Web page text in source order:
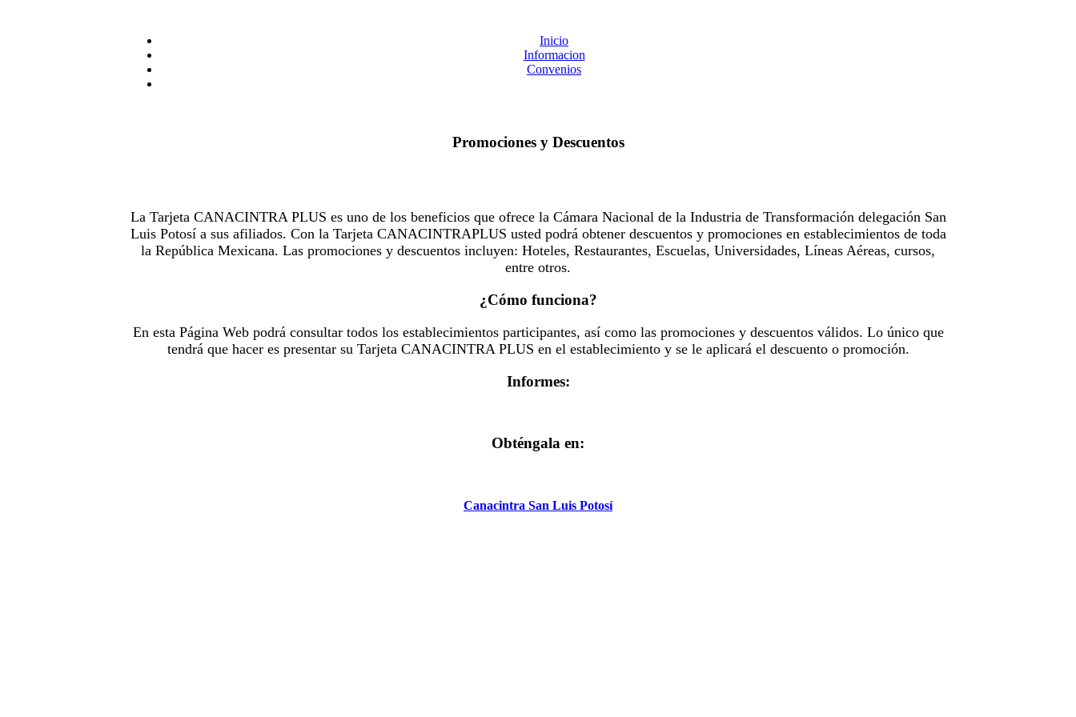
Inicio
Informacion
Convenios
Promociones y Descuentos
La Tarjeta CANACINTRA PLUS es uno de los beneficios que ofrece la Cámara Nacional de la Industria de Transformación delegación San
Luis Potosí a sus afiliados. Con la Tarjeta CANACINTRAPLUS usted podrá obtener descuentos y promociones en establecimientos de toda
la República Mexicana. Las promociones y descuentos incluyen: Hoteles, Restaurantes, Escuelas, Universidades, Líneas Aéreas, cursos,
entre otros.
¿Cómo funciona?
En esta Página Web podrá consultar todos los establecimientos participantes, así como las promociones y descuentos válidos. Lo único que
tendrá que hacer es presentar su Tarjeta CANACINTRA PLUS en el establecimiento y se le aplicará el descuento o promoción.
Informes:
Obténgala en:
Canacintra San Luis Potosí